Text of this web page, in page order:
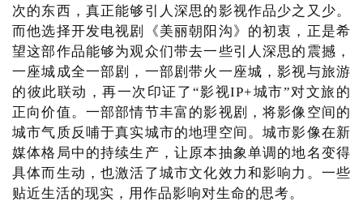
次的东西，真正能够引人深思的影视作品少之又少。
而他选择开发电视剧《美丽朝阳沟》的初衷，正是希
望这部作品能够为观众们带去一些引人深思的震撼，
一座城成全一部剧，一部剧带火一座城，影视与旅游
的彼此联动，再一次印证了“影视IP+城市”对文旅的
正向价值。一部部情节丰富的影视剧，将影像空间的
城市气质反哺于真实城市的地理空间。城市影像在新
媒体格局中的持续生产，让原本抽象单调的地名变得
具体而生动，也激活了城市文化效力和影响力。一些
贴近生活的现实，用作品影响对生命的思考。